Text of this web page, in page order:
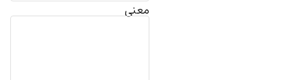
معنی